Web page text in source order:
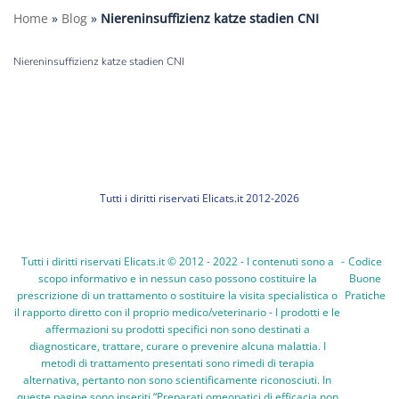
Home » Blog » Niereninsuffizienz katze stadien CNI
Niereninsuffizienz katze stadien CNI
Tutti i diritti riservati Elicats.it 2012-2026
Tutti i diritti riservati Elicats.it © 2012 - 2022 - I contenuti sono a
scopo informativo e in nessun caso possono costituire la
prescrizione di un trattamento o sostituire la visita specialistica o
il rapporto diretto con il proprio medico/veterinario - I prodotti e le
affermazioni su prodotti specifici non sono destinati a
diagnosticare, trattare, curare o prevenire alcuna malattia. I
metodi di trattamento presentati sono rimedi di terapia
alternativa, pertanto non sono scientificamente riconosciuti. In
- Codice
Buone
Pratiche